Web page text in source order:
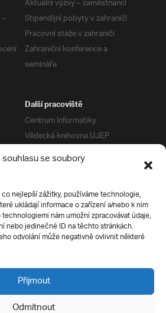
se soubory
nejlepší zážitky, používáme technologie,
ukládají informace o zařízení a/nebo k nim
nám umožní zpracovávat údaje,
nebo jedinečné ID na těchto stránkách.
odvolání může negativně ovlivnit některé
Přijmout
Odmítnout
Stipendijní pobyty v zahraničí
Pracovní stáže v zahraničí
Zahraniční konference a
semináře
Další pracoviště
Centrum Informatiky
Vědecká knihovna UJEP
Správa kolejí a menz
Univerzitní centrum podpory
Pro uchazeče
Přijímací řízení
E-prihlaska
Přípravné kurzy